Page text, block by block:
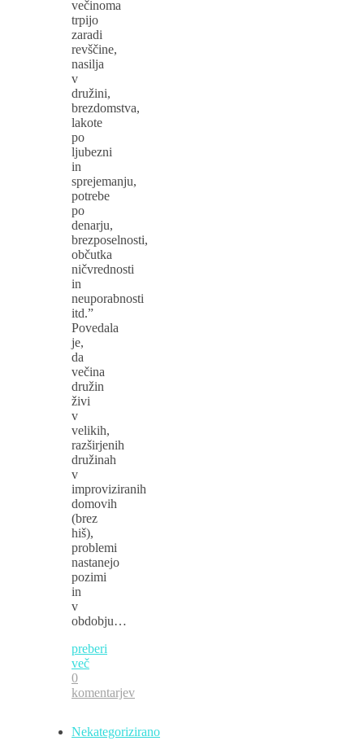
večinoma
trpijo
zaradi
revščine,
nasilja
v
družini,
brezdomstva,
lakote
po
ljubezni
in
sprejemanju,
potrebe
po
denarju,
brezposelnosti,
občutka
ničvrednosti
in
neuporabnosti
itd.”
Povedala
je,
da
večina
družin
živi
v
velikih,
razširjenih
družinah
v
improviziranih
domovih
(brez
hiš),
problemi
nastanejo
pozimi
in
v
obdobju…
preberi
več
0
komentarjev
Nekategorizirano